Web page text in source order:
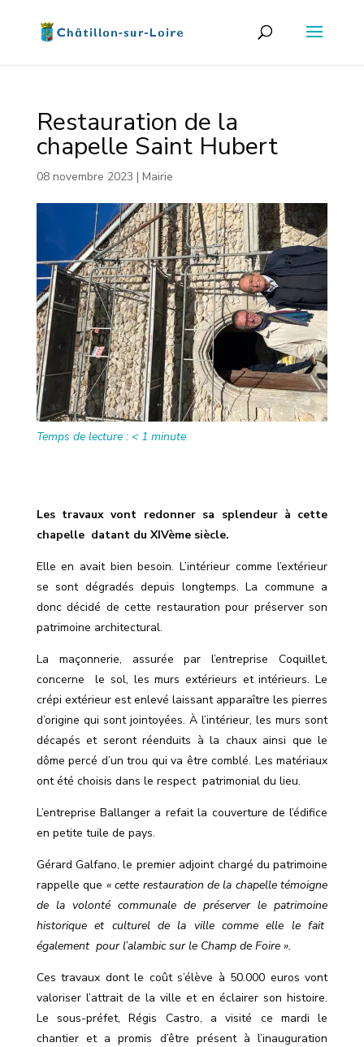
Restauration de la
chapelle Saint Hubert
08 novembre 2023 | Mairie
Temps de lecture : < 1 minute
Les travaux vont redonner sa splendeur à cette
chapelle datant du XIVème siècle.
Elle en avait bien besoin. L’intérieur comme l’extérieur
se sont dégradés depuis longtemps. La commune a
donc décidé de cette restauration pour préserver son
patrimoine architectural.
La maçonnerie, assurée par l’entreprise Coquillet,
concerne
le sol, les murs extérieurs et intérieurs. Le
crépi extérieur est enlevé laissant apparaître les pierres
d’origine qui sont jointoyées. À l’intérieur, les murs sont
décapés et seront réenduits à la chaux ainsi que le
dôme percé d’un trou qui va être comblé. Les matériaux
ont été choisis dans le respect patrimonial du lieu.
L’entreprise Ballanger a refait la couverture de l’édifice
en petite tuile de pays.
Gérard Galfano, le premier adjoint chargé du patrimoine
rappelle que « cette restauration de la chapelle témoigne
de la volonté communale de préserver le patrimoine
historique et culturel de la ville comme elle le fait
également pour l’alambic sur le Champ de Foire ».
Ces travaux dont le coût s’élève à 50.000 euros vont
valoriser l’attrait de la ville et en éclairer son histoire.
Le sous-préfet, Régis Castro, a visité ce mardi le
chantier et a promis d’être présent à l’inauguration